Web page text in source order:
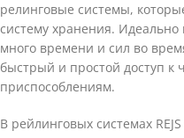
релинговые системы,
систему хранения.
много времени и сил во
быстрый и простой доступ к
приспособлениям.
В рейлинговых системах